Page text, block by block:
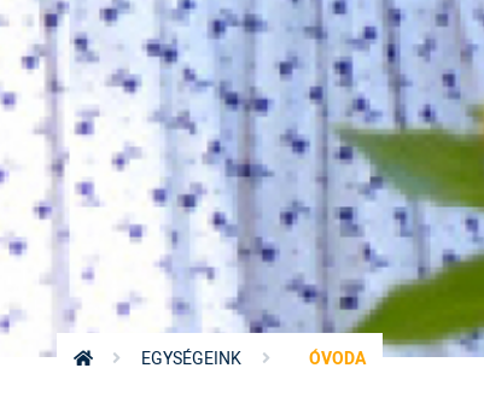
EGYSÉGEINK ÓVODA